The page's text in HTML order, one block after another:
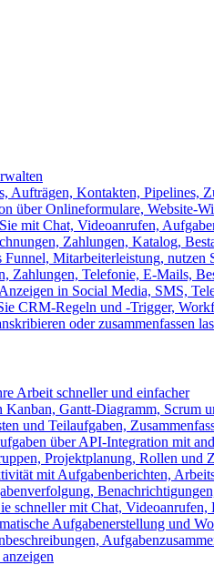
Aufträgen, Kontakten, Pipelines,
über Onlineformulare, Website-
mit Chat, Videoanrufen,
Zahlungen, Katalog,
Funnel, Mitarbeiterleistung,
Zahlungen, Telefonie, E-Mails,
in Social Media, SMS,
CRM-Regeln und -Trigger,
oder zusammenfassen
Arbeit schneller und einfacher
Kanban, Gantt-Diagramm, Scrum
und Teilaufgaben,
über API-Integration mit
Projektplanung, Rollen und
mit Aufgabenberichten,
schneller mit Chat,
Aufgabenerstellung und